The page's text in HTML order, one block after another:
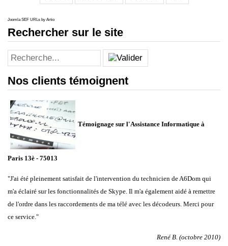
Joomla SEF URLs by Artio
Rechercher sur le site
Nos clients témoignent
Témoignage sur l'Assistance Informatique à
Paris 13è - 75013
"J'ai été pleinement satisfait de l'intervention du technicien de A6Dom qui
m'a éclairé sur les fonctionnalités de Skype. Il m'a également aidé à remettre
de l'ordre dans les raccordements de ma télé avec les décodeurs. Merci pour
ce service."
René B. (octobre 2010)